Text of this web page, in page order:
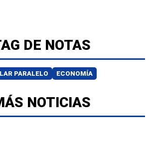
DE NOTAS
PARALELO ECONOMÍA
NOTICIAS